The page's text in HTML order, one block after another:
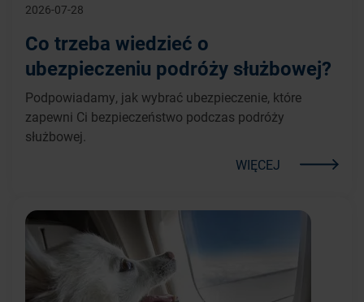
2026-07-28
Co trzeba wiedzieć o
ubezpieczeniu podróży służbowej?
Podpowiadamy, jak wybrać ubezpieczenie, które
zapewni Ci bezpieczeństwo podczas podróży
służbowej.
WIĘCEJ